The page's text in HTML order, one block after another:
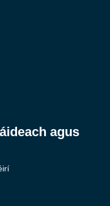
agus